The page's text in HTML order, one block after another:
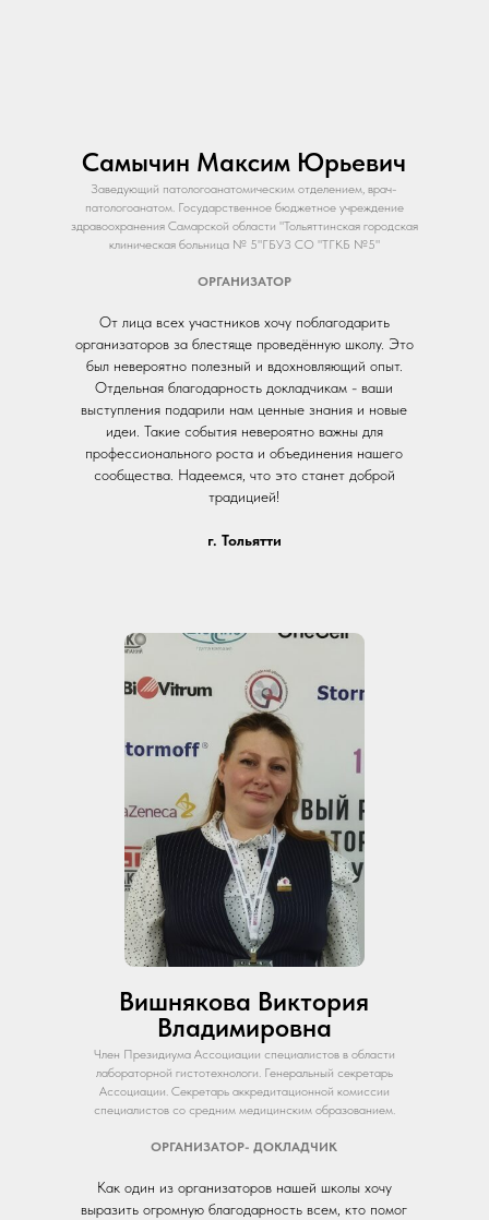
Самычин Максим Юрьевич
Заведующий патологоанатомическим отделением, врач-
патологоанатом. Государственное бюджетное учреждение
здравоохранения Самарской области "Тольяттинская городская
клиническая больница № 5"ГБУЗ СО "ТГКБ №5"
ОРГАНИЗАТОР
От лица всех участников хочу поблагодарить
организаторов за блестяще проведённую школу. Это
был невероятно полезный и вдохновляющий опыт.
Отдельная благодарность докладчикам - ваши
выступления подарили нам ценные знания и новые
идеи. Такие события невероятно важны для
профессионального роста и объединения нашего
сообщества. Надеемся, что это станет доброй
традицией!
г. Тольятти
Вишнякова Виктория
Владимировна
Член Президиума Ассоциации специалистов в области
лабораторной гистотехнологи. Генеральный секретарь
Ассоциации. Секретарь аккредитационной комиссии
специалистов со средним медицинским образованием.
ОРГАНИЗАТОР- ДОКЛАДЧИК
Как один из организаторов нашей школы хочу
выразить огромную благодарность всем, кто помог